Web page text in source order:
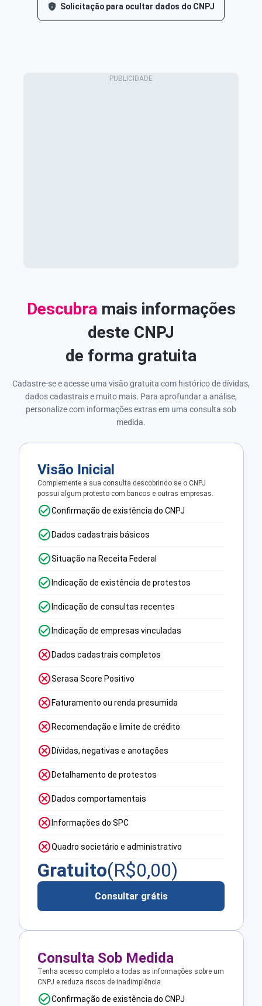
Solicitação para ocultar dados do CNPJ
Descubra mais informações
deste CNPJ
de forma gratuita
Cadastre-se e acesse uma visão gratuita com histórico de dívidas,
dados cadastrais e muito mais. Para aprofundar a análise,
personalize com informações extras em uma consulta sob
medida.
Visão Inicial
Complemente a sua consulta descobrindo se o CNPJ
possui algum protesto com bancos e outras empresas.
Confirmação de existência do CNPJ
Dados cadastrais básicos
Situação na Receita Federal
Indicação de existência de protestos
Indicação de consultas recentes
Indicação de empresas vinculadas
Dados cadastrais completos
Serasa Score Positivo
Faturamento ou renda presumida
Recomendação e limite de crédito
Dívidas, negativas e anotações
Detalhamento de protestos
Dados comportamentais
Informações do SPC
Quadro societário e administrativo
Gratuito(R$0,00)
Consultar grátis
Consulta Sob Medida
Tenha acesso completo a todas as informações sobre um
CNPJ e reduza riscos de inadimplência.
Confirmação de existência do CNPJ